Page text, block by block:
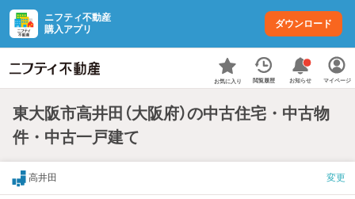
ニフティ不動産
購入アプリ
ダウンロード
お気に入り 閲覧履歴 お知らせ マイページ
東大阪市高井田（大阪府）の中古住宅・中古物
件・中古一戸建て
高井田 変更